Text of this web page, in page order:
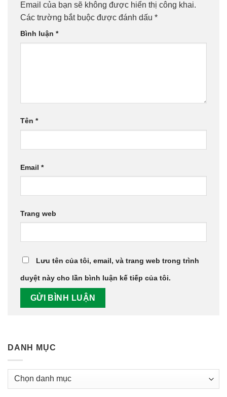
Email của bạn sẽ không được hiển thị công khai.
Các trường bắt buộc được đánh dấu *
Bình luận *
Tên *
Email *
Trang web
Lưu tên của tôi, email, và trang web trong trình
duyệt này cho lần bình luận kế tiếp của tôi.
DANH MỤC
Danh